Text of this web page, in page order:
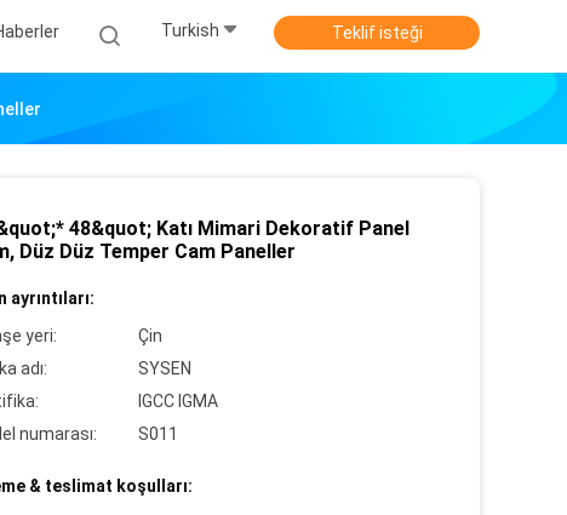
Turkish Teklif isteği
48&quot; Katı Mimari Dekoratif Panel
Düz Düz Temper Cam Paneller
ayrıntıları:
yeri:
Çin
adı:
SYSEN
IGCC IGMA
numarası:
S011
& teslimat koşulları: